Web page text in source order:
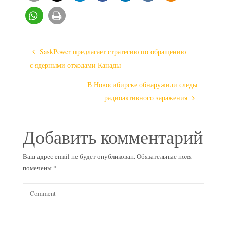
SaskPower предлагает стратегию по обращению
с ядерными отходами Канады
В Новосибирске обнаружили следы
радиоактивного заражения
Добавить комментарий
Ваш адрес email не будет опубликован. Обязательные поля
помечены *